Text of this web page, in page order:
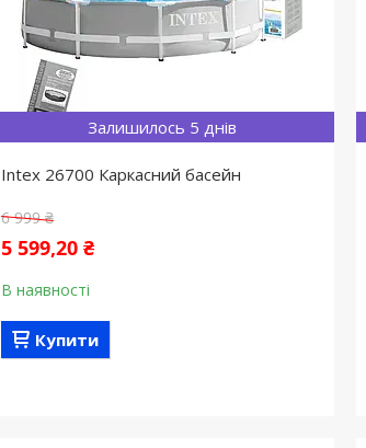
Залишилось 5 днів
Intex 26700 Каркасний басейн
6 999 ₴
5 599,20 ₴
В наявності
Купити